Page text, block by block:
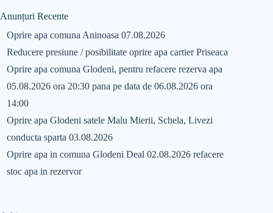
Anunțuri Recente
Oprire apa comuna Aninoasa 07.08.2026
Reducere presiune / posibilitate oprire apa cartier Priseaca
Oprire apa comuna Glodeni, pentru refacere rezerva apa
05.08.2026 ora 20:30 pana pe data de 06.08.2026 ora
14:00
Oprire apa Glodeni satele Malu Mierii, Schela, Livezi
conducta sparta 03.08.2026
Oprire apa in comuna Glodeni Deal 02.08.2026 refacere
stoc apa in rezervor